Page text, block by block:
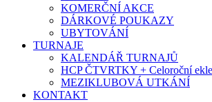
KOMERČNÍ AKCE
DÁRKOVÉ POUKAZY
UBYTOVÁNÍ
TURNAJE
KALENDÁŘ TURNAJŮ
HCP ČTVRTKY + Celoroční
MEZIKLUBOVÁ UTKÁNÍ
KONTAKT